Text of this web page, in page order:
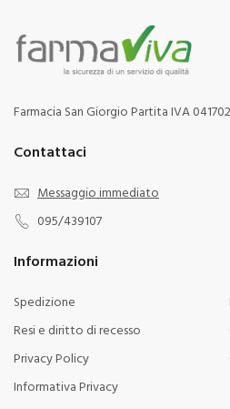
Farmacia San Giorgio Partita IVA
Contattaci
Messaggio immediato
095/439107
Informazioni
Spedizione
Resi e diritto di recesso
Privacy Policy
Informativa Privacy